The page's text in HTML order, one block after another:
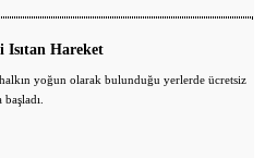
Isıtan Hareket
yoğun olarak bulunduğu yerlerde ücretsiz